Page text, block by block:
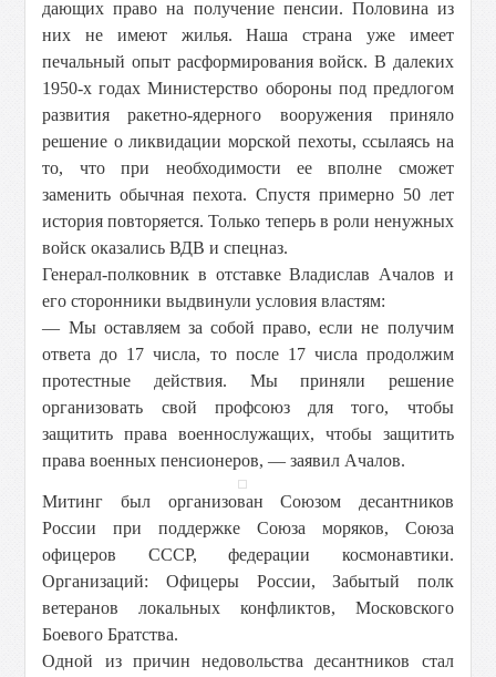
дающих право на получение пенсии. Половина из
них не имеют жилья. Наша страна уже имеет
печальный опыт расформирования войск. В далеких
1950-х годах Министерство обороны под предлогом
развития ракетно-ядерного вооружения приняло
решение о ликвидации морской пехоты, ссылаясь на
то, что при необходимости ее вполне сможет
заменить обычная пехота. Спустя примерно 50 лет
история повторяется. Только теперь в роли ненужных
войск оказались ВДВ и спецназ.
Генерал-полковник в отставке Владислав Ачалов и
его сторонники выдвинули условия властям:
— Мы оставляем за собой право, если не получим
ответа до 17 числа, то после 17 числа продолжим
протестные действия. Мы приняли решение
организовать свой профсоюз для того, чтобы
защитить права военнослужащих, чтобы защитить
права военных пенсионеров, — заявил Ачалов.
Митинг был организован Союзом десантников
России при поддержке Союза моряков, Союза
офицеров СССР, федерации космонавтики.
Организаций: Офицеры России, Забытый полк
ветеранов локальных конфликтов, Московского
Боевого Братства.
Одной из причин недовольства десантников стал